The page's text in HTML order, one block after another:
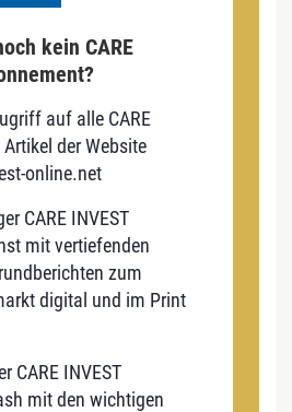
kein CARE
auf alle CARE
Artikel der Website
online.net
CARE INVEST
mit vertiefenden
zum
digital und im Print
CARE INVEST
mit den wichtigen